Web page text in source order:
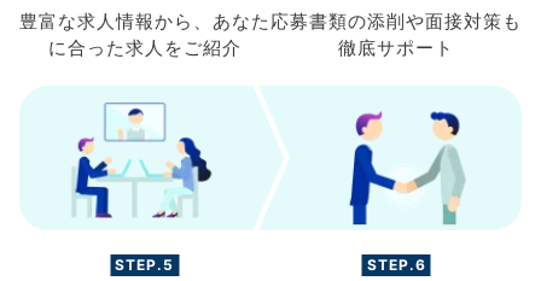
豊富な求人情報から、 あなた
に合った求人を ご紹介
応募書類の添削や面接対策も
徹底サポート
STEP.5 STEP.6